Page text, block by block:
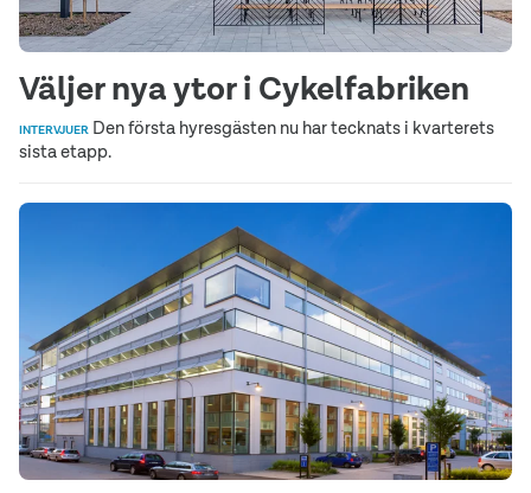
Väljer nya ytor i Cykelfabriken
INTERVJUER Den första hyresgästen nu har tecknats i kvarterets
sista etapp.